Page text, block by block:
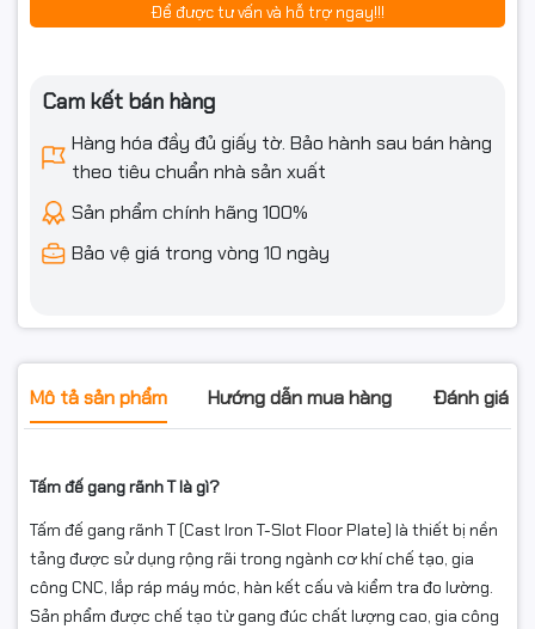
Để được tư vấn và hỗ trợ ngay!!!
Cam kết bán hàng
Hàng hóa đầy đủ giấy tờ. Bảo hành sau bán hàng
theo tiêu chuẩn nhà sản xuất
Sản phẩm chính hãng 100%
Bảo vệ giá trong vòng 10 ngày
Mô tả sản phẩm Hướng dẫn mua hàng Đánh giá
Tấm đế gang rãnh T là gì?
Tấm đế gang rãnh T (Cast Iron T-Slot Floor Plate) là thiết bị nền
tảng được sử dụng rộng rãi trong ngành cơ khí chế tạo, gia
công CNC, lắp ráp máy móc, hàn kết cấu và kiểm tra đo lường.
Sản phẩm được chế tạo từ gang đúc chất lượng cao, gia công